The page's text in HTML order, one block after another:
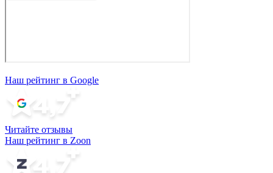
Наш рейтинг в Google
Читайте отзывы
Наш рейтинг в Zoon